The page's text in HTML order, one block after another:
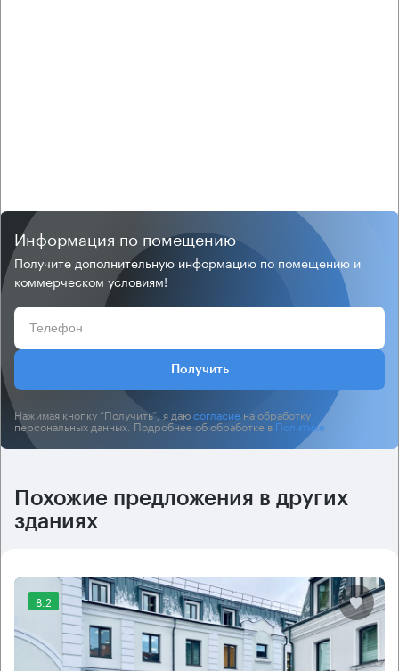
Информация по помещению
Получите дополнительную информацию по помещению и
коммерческом условиям!
Получить
Нажимая кнопку “Получить”, я даюсогласие на обработку
персональных данных. Подробнее об обработке вПолитике
Похожие предложения в других
зданиях
8.2